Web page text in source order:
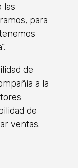
las
para
de
a la
de
ventas.